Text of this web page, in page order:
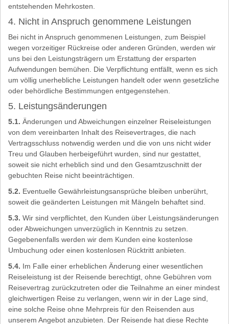
entstehenden Mehrkosten.
4. Nicht in Anspruch genommene Leistungen
Bei nicht in Anspruch genommenen Leistungen, zum Beispiel
wegen vorzeitiger Rückreise oder anderen Gründen, werden wir
uns bei den Leistungsträgern um Erstattung der ersparten
Aufwendungen bemühen. Die Verpflichtung entfällt, wenn es sich
um völlig unerhebliche Leistungen handelt oder wenn gesetzliche
oder behördliche Bestimmungen entgegenstehen.
5. Leistungsänderungen
5.1. Änderungen und Abweichungen einzelner Reiseleistungen
von dem vereinbarten Inhalt des Reisevertrages, die nach
Vertragsschluss notwendig werden und die von uns nicht wider
Treu und Glauben herbeigeführt wurden, sind nur gestattet,
soweit sie nicht erheblich sind und den Gesamtzuschnitt der
gebuchten Reise nicht beeinträchtigen.
5.2. Eventuelle Gewährleistungsansprüche bleiben unberührt,
soweit die geänderten Leistungen mit Mängeln behaftet sind.
5.3. Wir sind verpflichtet, den Kunden über Leistungsänderungen
oder Abweichungen unverzüglich in Kenntnis zu setzen.
Gegebenenfalls werden wir dem Kunden eine kostenlose
Umbuchung oder einen kostenlosen Rücktritt anbieten.
5.4. Im Falle einer erheblichen Änderung einer wesentlichen
Reiseleistung ist der Reisende berechtigt, ohne Gebühren vom
Reisevertrag zurückzutreten oder die Teilnahme an einer mindest
gleichwertigen Reise zu verlangen, wenn wir in der Lage sind,
eine solche Reise ohne Mehrpreis für den Reisenden aus
unserem Angebot anzubieten. Der Reisende hat diese Rechte